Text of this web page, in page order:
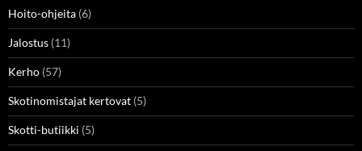
Hoito-ohjeita (6)
Jalostus (11)
Kerho (57)
Skotinomistajat kertovat (5)
Skotti-butiikki (5)